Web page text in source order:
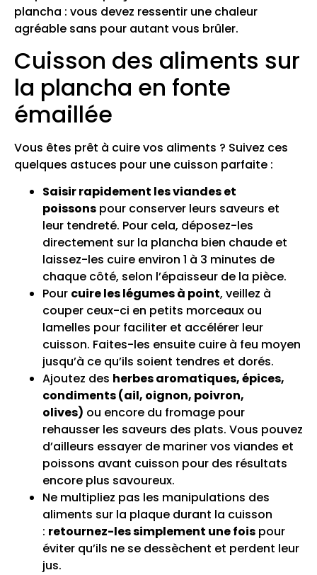
plancha : vous devez ressentir une chaleur
agréable sans pour autant vous brûler.
Cuisson des aliments sur
la plancha en fonte
émaillée
Vous êtes prêt à cuire vos aliments ? Suivez ces
quelques astuces pour une cuisson parfaite :
Saisir rapidement les viandes et
poissons pour conserver leurs saveurs et
leur tendreté. Pour cela, déposez-les
directement sur la plancha bien chaude et
laissez-les cuire environ 1 à 3 minutes de
chaque côté, selon l’épaisseur de la pièce.
Pour cuire les légumes à point, veillez à
couper ceux-ci en petits morceaux ou
lamelles pour faciliter et accélérer leur
cuisson. Faites-les ensuite cuire à feu moyen
jusqu’à ce qu’ils soient tendres et dorés.
Ajoutez des herbes aromatiques, épices,
condiments (ail, oignon, poivron,
olives) ou encore du fromage pour
rehausser les saveurs des plats. Vous pouvez
d’ailleurs essayer de mariner vos viandes et
poissons avant cuisson pour des résultats
encore plus savoureux.
Ne multipliez pas les manipulations des
aliments sur la plaque durant la cuisson
: retournez-les simplement une fois pour
éviter qu’ils ne se dessèchent et perdent leur
jus.